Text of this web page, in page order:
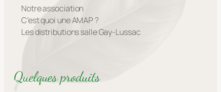
Notre association
C’est quoi une AMAP ?
Les distributions salle Gay-Lussac
Quelques produits